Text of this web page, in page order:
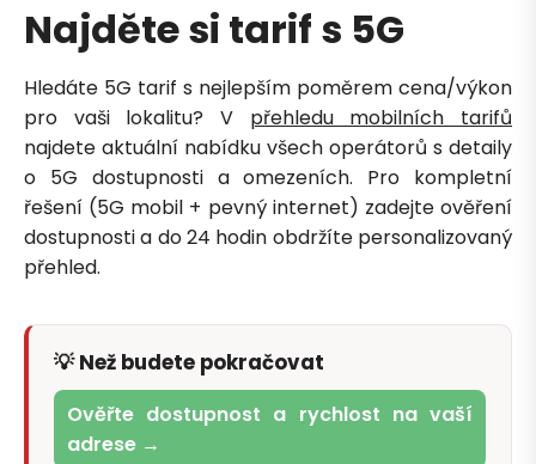
Najděte si tarif s 5G
Hledáte 5G tarif s nejlepším poměrem cena/výkon
pro vaši lokalitu? V přehledu mobilních tarifů
najdete aktuální nabídku všech operátorů s detaily
o 5G dostupnosti a omezeních. Pro kompletní
řešení (5G mobil + pevný internet) zadejte ověření
dostupnosti a do 24 hodin obdržíte personalizovaný
přehled.
💡 Než budete pokračovat
Ověřte dostupnost a rychlost na vaší
adrese →